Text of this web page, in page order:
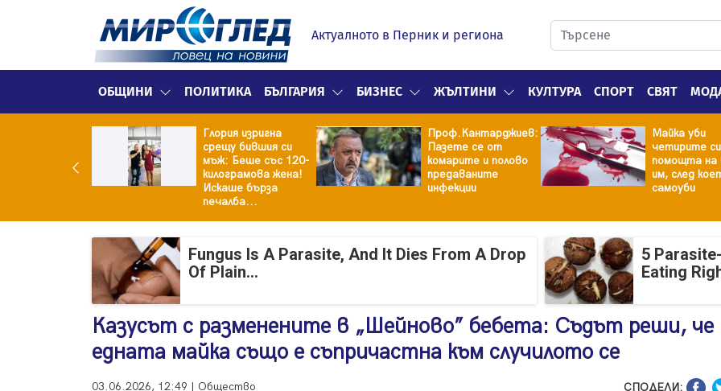
Актуалното в Перник и региона
ОБЩИНИ ПОЛИТИКА БЪЛГАРИЯ БИЗНЕС ЖЪЛТИНИ КУЛТУРА СПОРТ СВЯТ
Глория изригна
срещу бившия си
мъж: Беше със 120-
килограмова жена!
Искаше бърза
печалба...
Проф.Кантарджиев:
Пазете се от
комарите и полово
предаваните
инфекции
Майка уби
четирите
помощта на
им, след
самоуби
Fungus Is A Parasite, And It Dies From A Drop
Of Plain...
5
Eating
Казусът с разменените в „Шейново” бебета: Съдът реши, че
едната майка също е съпричастна към случилото се
03.06.2026, 12:49 | Общество СПОДЕЛИ: